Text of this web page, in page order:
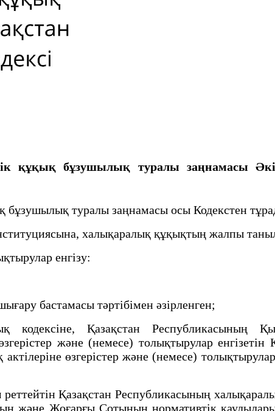
құқық бұзушылық туралы заңнамасы
туралы заңнамасы осы Кодекстен
халықаралық құқықтың жалпы
енгізу:
бастамасы тәртібімен әзірленген;
Қазақстан Республикасының
және (немесе) толықтырулар
өзгерістер және (немесе)
Қазақстан Республикасының
және Жоғарғы Сотының нормативтік